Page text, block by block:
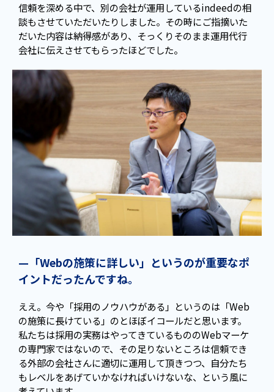
信頼を深める中で、別の会社が運用しているindeedの相
談もさせていただいたりしました。その時にご指摘いた
だいた内容は納得感があり、そっくりそのまま運用代行
会社に伝えさせてもらったほどでした。
—「Webの施策に詳しい」というのが重要なポ
イントだったんですね。
ええ。今や「採用のノウハウがある」というのは「Web
の施策に長けている」のとほぼイコールだと思います。
私たちは採用の実務はやってきているもののWebマーケ
の専門家ではないので、その足りないところは信頼でき
る外部の会社さんに適切に運用して頂きつつ、自分たち
もレベルをあげていかなければいけないな、という風に